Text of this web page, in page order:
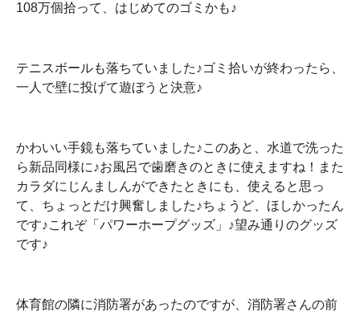
108万個拾って、はじめてのゴミかも♪
テニスボールも落ちていました♪ゴミ拾いが終わったら、
一人で壁に投げて遊ぼうと決意♪
かわいい手鏡も落ちていました♪このあと、水道で洗った
ら新品同様に♪お風呂で歯磨きのときに使えますね！また
カラダにじんましんができたときにも、使えると思っ
て、ちょっとだけ興奮しました♪ちょうど、ほしかったん
です♪これぞ「パワーホープグッズ」♪望み通りのグッズ
です♪
体育館の隣に消防署があったのですが、消防署さんの前